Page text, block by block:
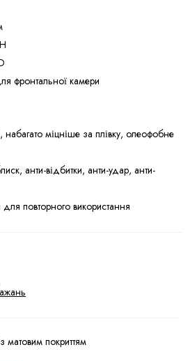
фронтальної камери
міцніше за плівку, олеофобне
анти-відбитки, анти-удар, анти-
повторного використання
матовим покриттям